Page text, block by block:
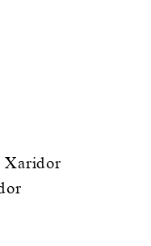
Xaridor